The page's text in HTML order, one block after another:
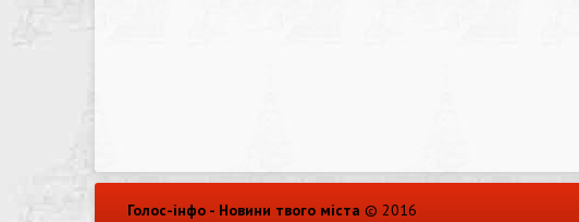
Голос-інфо - Новини твого міста © 2016